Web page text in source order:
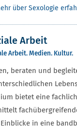
über Sexologie
Arbeit
Arbeit. Medien. Kultur.
beraten und
bietet eine
in eine